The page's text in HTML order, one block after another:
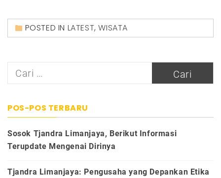
POSTED IN LATEST,WISATA
Cari
POS-POS TERBARU
Sosok Tjandra Limanjaya, Berikut Informasi
Terupdate Mengenai Dirinya
Tjandra Limanjaya: Pengusaha yang Depankan Etika